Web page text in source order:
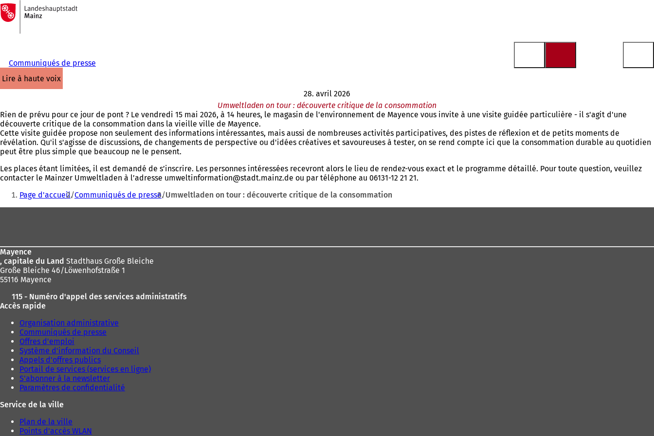
Accéder au contenu
Vers
la
page
d'accueil
Communiqués de presse
lire à haute voix
28. avril 2026
Umweltladen on tour : découverte critique de la consommation
Rien de prévu pour ce jour de pont ? Le vendredi 15 mai 2026, à 14 heures, le magasin de l'environnement de Mayence vous invite à une visite guidée particulière - il s'agit d'une
découverte critique de la consommation dans la vieille ville de Mayence.
Cette visite guidée propose non seulement des informations intéressantes, mais aussi de nombreuses activités participatives, des pistes de réflexion et de petits moments de
révélation. Qu'il s'agisse de discussions, de changements de perspective ou d'idées créatives et savoureuses à tester, on se rend compte ici que la consommation durable au quotidien
peut être plus simple que beaucoup ne le pensent.
Les places étant limitées, il est demandé de s’inscrire. Les personnes intéressées recevront alors le lieu de rendez-vous exact et le programme détaillé. Pour toute question, veuillez
contacter le Mainzer Umweltladen à l’adresse umweltinformation stadt.mainz de ou par téléphone au 06131-12 21 21.
Vous
êtes
Page d'accueil Communiqués de presse Umweltladen on tour : découverte critique de la consommation
Mayence
, capitale du Land Stadthaus Große Bleiche
Große Bleiche 46/Löwenhofstraße 1
55116 Mayence
115 - Numéro d'appel des services administratifs
Accès rapide
Organisation administrative
Communiqués de presse
Offres d'emploi
Système d'information du Conseil
Appels d'offres publics
Portail de services (services en ligne)
S'abonner à la newsletter
Paramètres de confidentialité
Service de la ville
Plan de la ville
Points d'accès WLAN